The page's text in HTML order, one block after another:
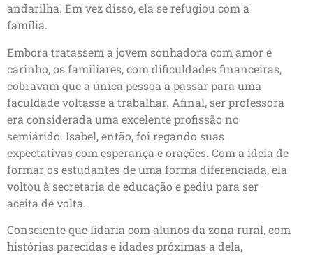
andarilha. Em vez disso, ela se refugiou com a
família.
Embora tratassem a jovem sonhadora com amor e
carinho, os familiares, com dificuldades financeiras,
cobravam que a única pessoa a passar para uma
faculdade voltasse a trabalhar. Afinal, ser professora
era considerada uma excelente profissão no
semiárido. Isabel, então, foi regando suas
expectativas com esperança e orações. Com a ideia de
formar os estudantes de uma forma diferenciada, ela
voltou à secretaria de educação e pediu para ser
aceita de volta.
Consciente que lidaria com alunos da zona rural, com
histórias parecidas e idades próximas a dela,